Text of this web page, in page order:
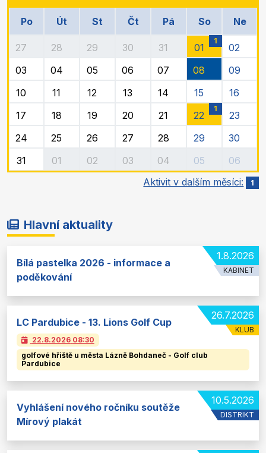
Po Út St Čt Pá So Ne
27 28 29 30 31 01
1
02
03
04 05 06 07 08
09
10
11 12 13 14 15
16
17
18 19 20 21 22
1
23
24
25 26 27 28 29
30
31
01 02 03 04 05
06
Aktivit v dalším měsíci:
1
Hlavní aktuality
1.8.2026
KABINET
Bílá pastelka 2026 - informace a
poděkování
26.7.2026
KLUB
LC Pardubice - 13. Lions Golf Cup
22.8.2026 08:30
golfové hřiště u města Lázně Bohdaneč - Golf club
Pardubice
10.5.2026
DISTRIKT
Vyhlášení nového ročníku soutěže
Mírový plakát